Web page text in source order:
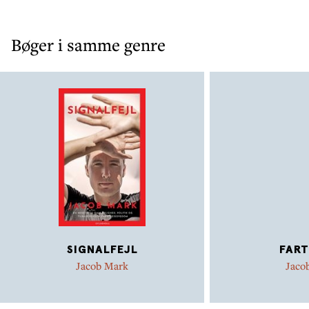
Bøger i samme genre
SIGNALFEJL
Jacob Mark